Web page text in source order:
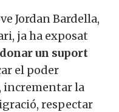
Jordan Bardella,
ja ha exposat
un suport
el poder
incrementar la
respectar